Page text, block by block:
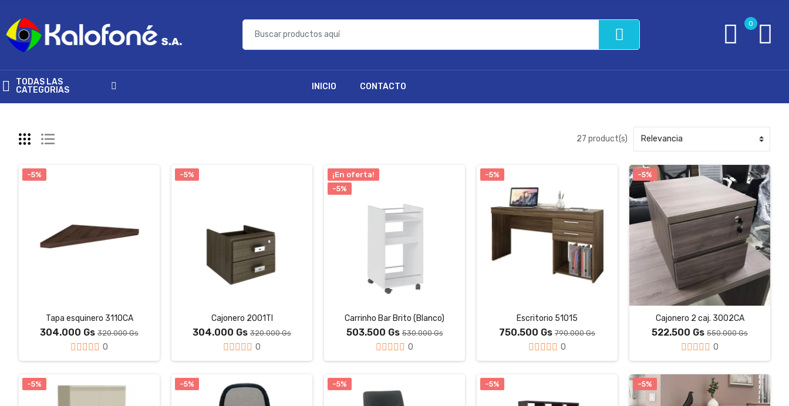
0
TODAS LAS
CATEGORIAS
INICIO CONTACTO
27 product(s)
-5%
Tapa esquinero 3110CA
304.000 Gs 320.000 Gs
0
-5%
Cajonero 2001TI
304.000 Gs 320.000 Gs
0
¡En oferta!
-5%
Carrinho Bar Brito (Blanco)
503.500 Gs530.000 Gs
0
-5%
Escritorio 51015
750.500 Gs 790.000 Gs
0
-5%
Cajonero 2 caj. 3002CA
522.500 Gs 550.000 Gs
0
-5% -5% -5% -5% -5%